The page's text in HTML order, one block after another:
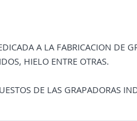
A LA FABRICACION DE
HIELO ENTRE OTRAS.
DE LAS GRAPADORAS